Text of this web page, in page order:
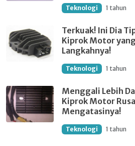
Teknologi 1 tahun
Terkuak! Ini Dia
Kiprok Motor
Langkahnya!
Teknologi 1 tahun
Menggali Lebih
Kiprok Motor
Mengatasinya!
Teknologi 1 tahun